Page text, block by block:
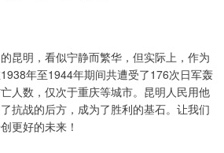
昆明，看似宁静而繁华，但实际上，作为
年至1944年期间共遭受了176次日军轰
人数，仅次于重庆等城市。昆明人民用他
抗战的后方，成为了胜利的基石。让我们
更好的未来！